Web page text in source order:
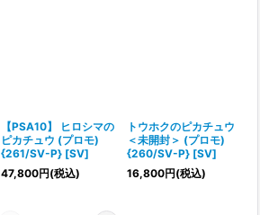
【PSA10】 ヒロシマの
ピカチュウ (プロモ)
{261/SV-P} [SV]
47,800円(税込)
トウホクのピカチュウ
＜未開封＞ (プロモ)
{260/SV-P} [SV]
16,800円(税込)